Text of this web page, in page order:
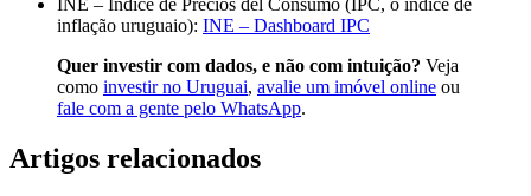
INE – Índice de Precios del Consumo (IPC, o índice de
inflação uruguaio): INE – Dashboard IPC
Quer investir com dados, e não com intuição? Veja
como investir no Uruguai, avalie um imóvel online ou
fale com a gente pelo WhatsApp.
Artigos relacionados